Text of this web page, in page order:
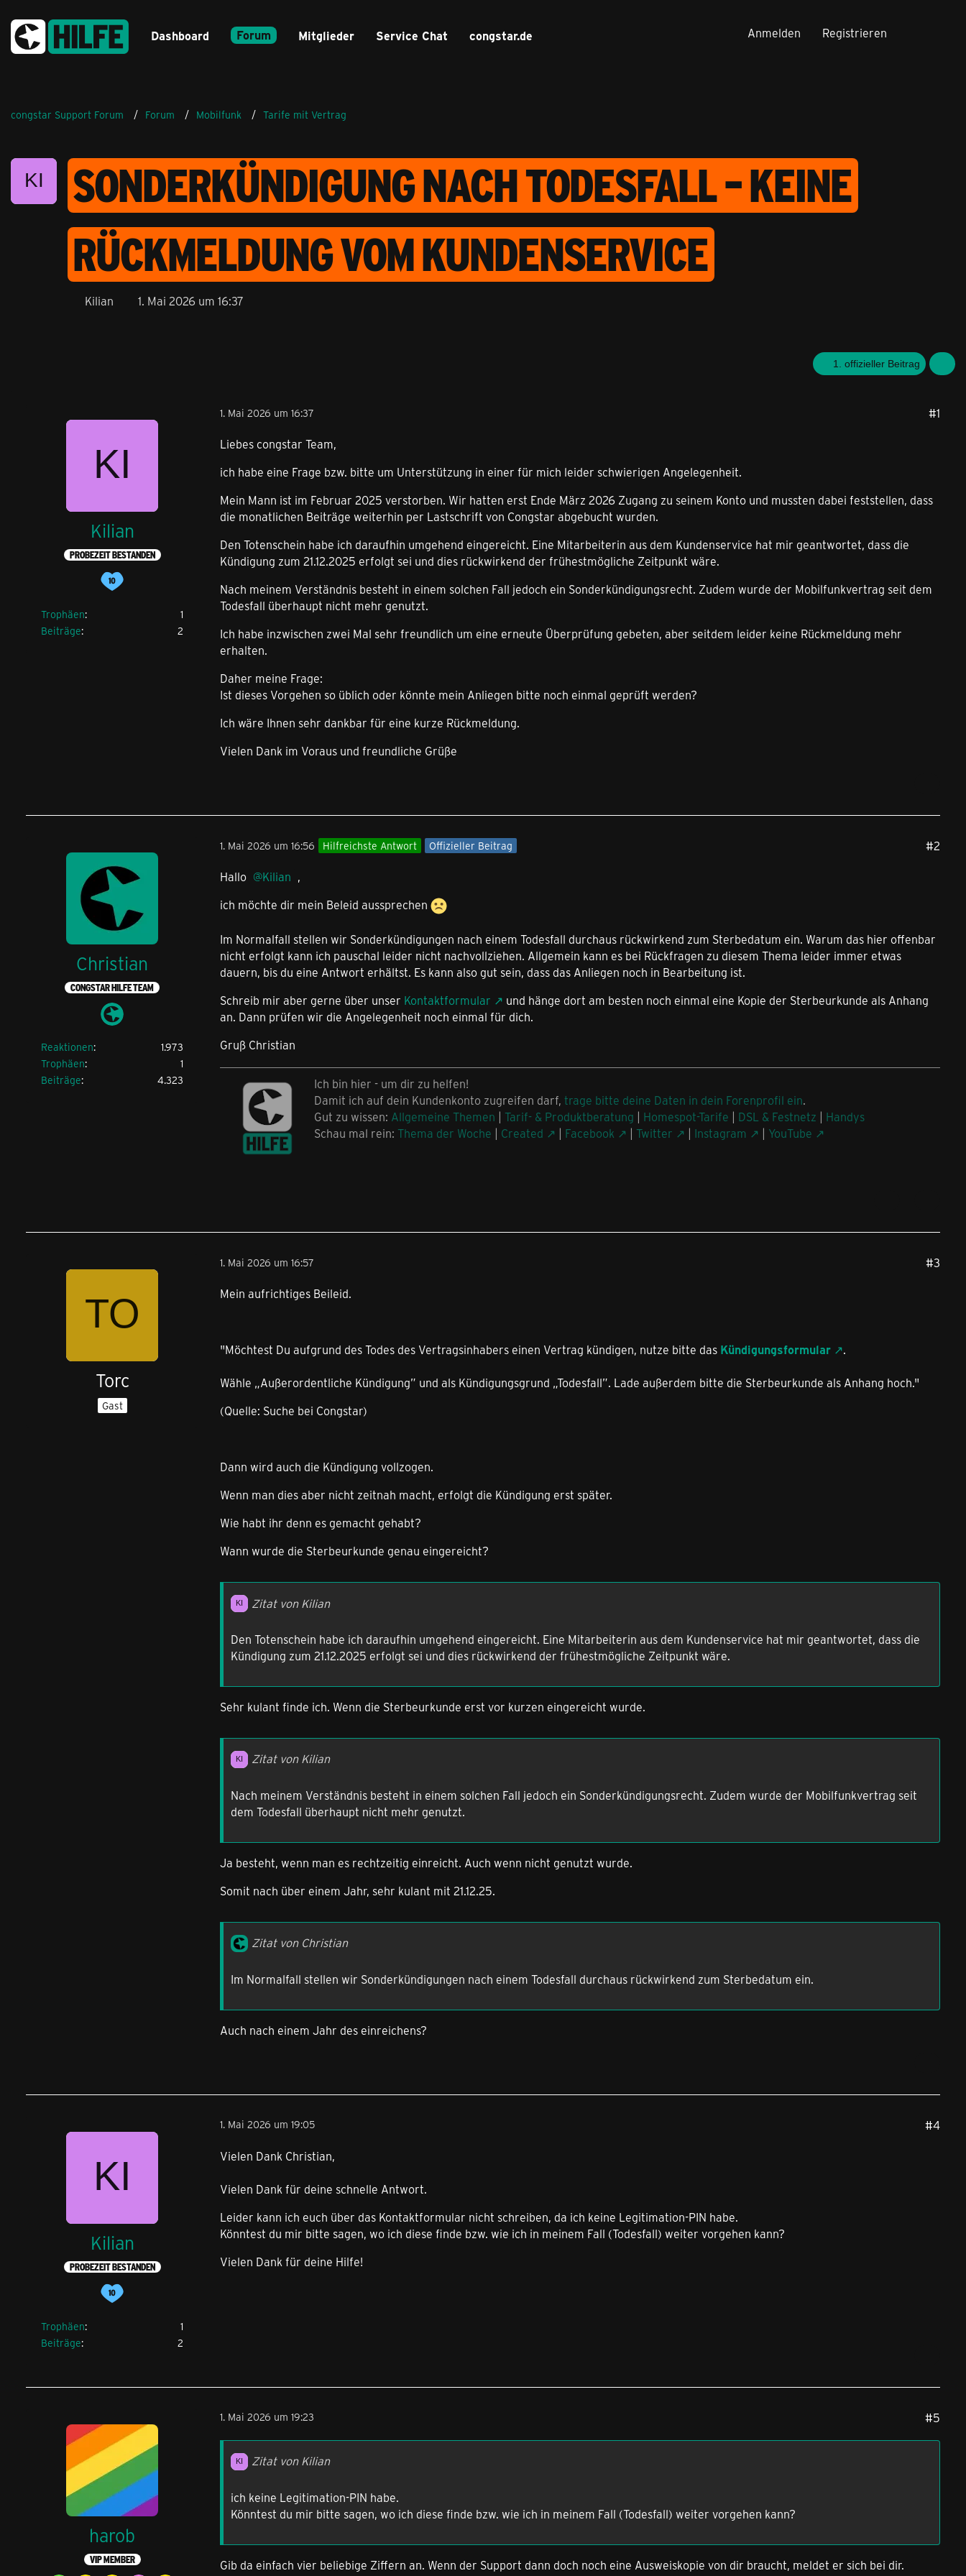
Dashboard Forum Mitglieder Service Chat congstar.de Anmelden Registrieren
congstar Support Forum Forum Mobilfunk Tarife mit Vertrag
SONDERKÜNDIGUNG NACH TODESFALL – KEINE
RÜCKMELDUNG VOM KUNDENSERVICE
Kilian 1. Mai 2026 um 16:37
1. offizieller Beitrag
Kilian
PROBEZEIT BESTANDEN
Trophäen
1
Beiträge
2
1. Mai 2026 um 16:37 #1
Liebes congstar Team,
ich habe eine Frage bzw. bitte um Unterstützung in einer für mich leider schwierigen Angelegenheit.
Mein Mann ist im Februar 2025 verstorben. Wir hatten erst Ende März 2026 Zugang zu seinem Konto und mussten dabei feststellen, dass
die monatlichen Beiträge weiterhin per Lastschrift von Congstar abgebucht wurden.
Den Totenschein habe ich daraufhin umgehend eingereicht. Eine Mitarbeiterin aus dem Kundenservice hat mir geantwortet, dass die
Kündigung zum 21.12.2025 erfolgt sei und dies rückwirkend der frühestmögliche Zeitpunkt wäre.
Nach meinem Verständnis besteht in einem solchen Fall jedoch ein Sonderkündigungsrecht. Zudem wurde der Mobilfunkvertrag seit dem
Todesfall überhaupt nicht mehr genutzt.
Ich habe inzwischen zwei Mal sehr freundlich um eine erneute Überprüfung gebeten, aber seitdem leider keine Rückmeldung mehr
erhalten.
Daher meine Frage:
Ist dieses Vorgehen so üblich oder könnte mein Anliegen bitte noch einmal geprüft werden?
Ich wäre Ihnen sehr dankbar für eine kurze Rückmeldung.
Vielen Dank im Voraus und freundliche Grüße
Christian
CONGSTAR HILFE TEAM
Reaktionen
1.973
Trophäen
1
Beiträge
4.323
1. Mai 2026 um 16:56 Hilfreichste Antwort Offizieller Beitrag #2
Hallo Kilian ,
ich möchte dir mein Beleid aussprechen
Im Normalfall stellen wir Sonderkündigungen nach einem Todesfall durchaus rückwirkend zum Sterbedatum ein. Warum das hier offenbar
nicht erfolgt kann ich pauschal leider nicht nachvollziehen. Allgemein kann es bei Rückfragen zu diesem Thema leider immer etwas
dauern, bis du eine Antwort erhältst. Es kann also gut sein, dass das Anliegen noch in Bearbeitung ist.
Schreib mir aber gerne über unser Kontaktformular
und hänge dort am besten noch einmal eine Kopie der Sterbeurkunde als Anhang
an. Dann prüfen wir die Angelegenheit noch einmal für dich.
Gruß Christian
Ich bin hier - um dir zu helfen!
Damit ich auf dein Kundenkonto zugreifen darf, trage bitte deine Daten in dein Forenprofil ein.
Gut zu wissen: Allgemeine Themen | Tarif- & Produktberatung | Homespot-Tarife | DSL & Festnetz | Handys
Schau mal rein: Thema der Woche | Created | Facebook | Twitter | Instagram | YouTube
Torc
Gast
1. Mai 2026 um 16:57 #3
Mein aufrichtiges Beileid.
"Möchtest Du aufgrund des Todes des Vertragsinhabers einen Vertrag kündigen, nutze bitte das Kündigungsformular .
Wähle „Außerordentliche Kündigung” und als Kündigungsgrund „Todesfall”. Lade außerdem bitte die Sterbeurkunde als Anhang hoch."
(Quelle: Suche bei Congstar)
Dann wird auch die Kündigung vollzogen.
Wenn man dies aber nicht zeitnah macht, erfolgt die Kündigung erst später.
Wie habt ihr denn es gemacht gehabt?
Wann wurde die Sterbeurkunde genau eingereicht?
Zitat von Kilian
Den Totenschein habe ich daraufhin umgehend eingereicht. Eine Mitarbeiterin aus dem Kundenservice hat mir geantwortet, dass die
Kündigung zum 21.12.2025 erfolgt sei und dies rückwirkend der frühestmögliche Zeitpunkt wäre.
Sehr kulant finde ich. Wenn die Sterbeurkunde erst vor kurzen eingereicht wurde.
Zitat von Kilian
Nach meinem Verständnis besteht in einem solchen Fall jedoch ein Sonderkündigungsrecht. Zudem wurde der Mobilfunkvertrag seit
dem Todesfall überhaupt nicht mehr genutzt.
Ja besteht, wenn man es rechtzeitig einreicht. Auch wenn nicht genutzt wurde.
Somit nach über einem Jahr, sehr kulant mit 21.12.25.
Zitat von Christian
Im Normalfall stellen wir Sonderkündigungen nach einem Todesfall durchaus rückwirkend zum Sterbedatum ein.
Auch nach einem Jahr des einreichens?
Kilian
PROBEZEIT BESTANDEN
Trophäen
1
Beiträge
2
1. Mai 2026 um 19:05 #4
Vielen Dank Christian,
Vielen Dank für deine schnelle Antwort.
Leider kann ich euch über das Kontaktformular nicht schreiben, da ich keine Legitimation-PIN habe.
Könntest du mir bitte sagen, wo ich diese finde bzw. wie ich in meinem Fall (Todesfall) weiter vorgehen kann?
Vielen Dank für deine Hilfe!
harob
VIP MEMBER
1. Mai 2026 um 19:23 #5
Zitat von Kilian
ich keine Legitimation-PIN habe.
Könntest du mir bitte sagen, wo ich diese finde bzw. wie ich in meinem Fall (Todesfall) weiter vorgehen kann?
Gib da einfach vier beliebige Ziffern an. Wenn der Support dann doch noch eine Ausweiskopie von dir braucht, meldet er sich bei dir.